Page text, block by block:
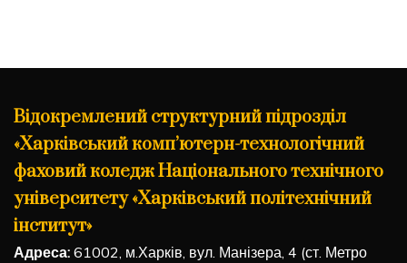
Відокремлений структурний підрозділ
«Харківський комп’ютерн-технологічний
фаховий коледж Національного технічного
університету «Харківський політехнічний
інститут»
Адреса: 61002, м.Харків, вул. Манізера, 4 (ст. Метро